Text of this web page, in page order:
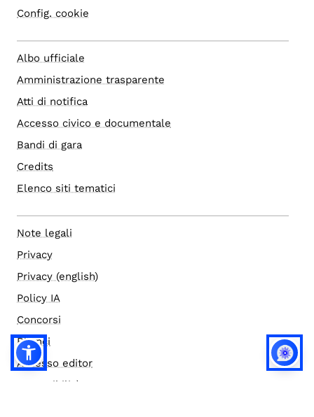
Config. cookie
Albo ufficiale
Amministrazione trasparente
Atti di notifica
Accesso civico e documentale
Bandi di gara
Credits
Elenco siti tematici
Note legali
Privacy
Privacy (english)
Policy IA
Concorsi
Bilanci
Accesso editor
Accessibilità